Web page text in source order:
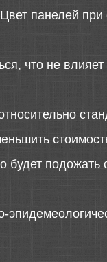
панелей
что не влияет
подожать